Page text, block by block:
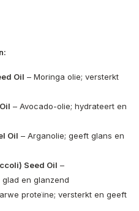
Oil – Moringa olie; versterkt
– Avocado-olie; hydrateert en
Oil – Arganolie; geeft glans en
Seed Oil –
en glanzend
proteïne; versterkt en geeft